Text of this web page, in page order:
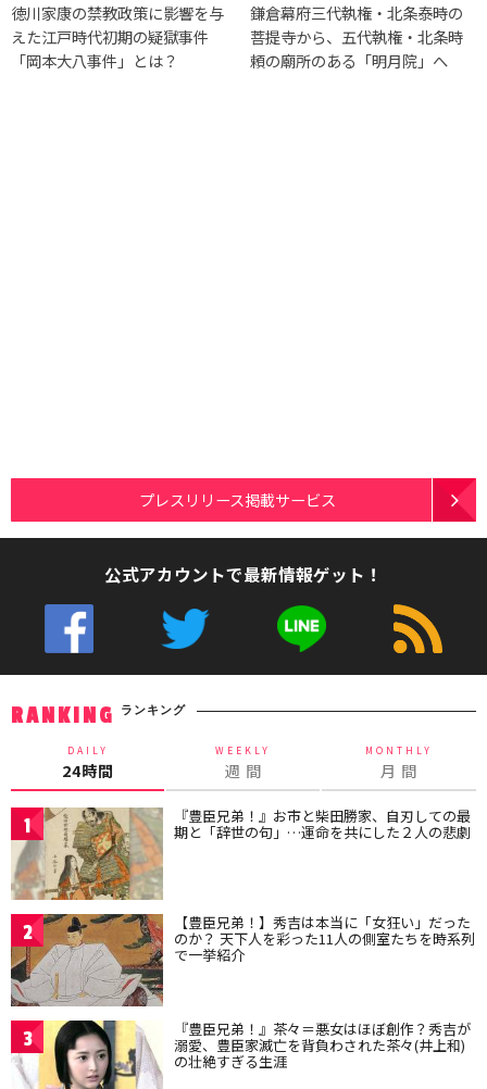
徳川家康の禁教政策に影響を与
えた江戸時代初期の疑獄事件
「岡本大八事件」とは？
鎌倉幕府三代執権・北条泰時の
菩提寺から、五代執権・北条時
頼の廟所のある「明月院」へ
プレスリリース掲載サービス
公式アカウントで最新情報ゲット！
RANKING ランキング
DAILY
24時間
WEEKLY
週 間
MONTHLY
月 間
1 『豊臣兄弟！』お市と柴田勝家、自刃しての最
期と「辞世の句」…運命を共にした２人の悲劇
2 【豊臣兄弟！】秀吉は本当に「女狂い」だった
のか？ 天下人を彩った11人の側室たちを時系列
で一挙紹介
3 『豊臣兄弟！』茶々＝悪女はほぼ創作？秀吉が
溺愛、豊臣家滅亡を背負わされた茶々(井上和)
の壮絶すぎる生涯